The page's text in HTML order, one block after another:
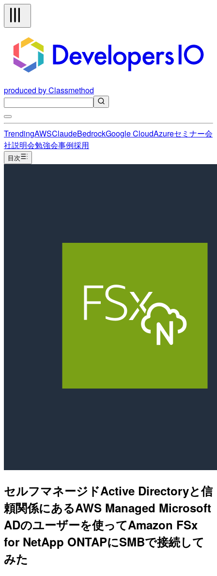
produced by Classmethod
TrendingAWSClaudeBedrockGoogle CloudAzureセミナー会
社説明会勉強会事例採用
目次
セルフマネージドActive Directoryと信
頼関係にあるAWS Managed Microsoft
ADのユーザーを使ってAmazon FSx
for NetApp ONTAPにSMBで接続して
みた